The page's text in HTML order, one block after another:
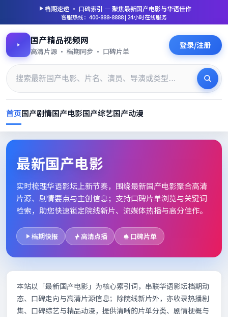
档期速递 · 口碑索引 — 聚焦最新国产电影与华语佳作
客服热线：400-888-8888 | 24小时在线服务
国产精品视频网
高清片源 · 档期同步 · 口碑片单
登录/注册
首页国产剧情国产电影国产综艺国产动漫
最新国产电影_高清片单档期
最新国产电影
实时梳理华语影坛上新节奏，围绕最新国产电影聚合高清
片源、剧情要点与主创信息；支持口碑片单浏览与关键词
检索，助您快速锁定院线新片、流媒体热播与高分佳作。
档期快报 高清点播 口碑片单
本站以「最新国产电影」为核心索引词，串联华语影坛档期动
态、口碑走向与高清片源信息；除院线新片外，亦收录热播剧
集、口碑综艺与精品动漫，提供清晰的片单分类、剧情梗概与